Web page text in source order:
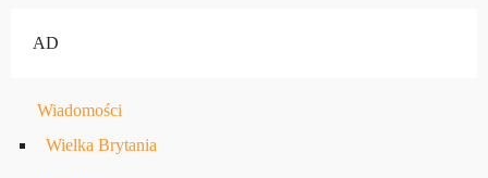
AD
Wiadomości
Wielka Brytania